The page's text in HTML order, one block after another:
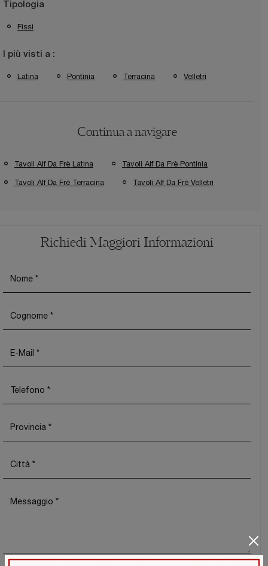
Tipologia
Fissi
I più visti a :
Latina Pontinia Terracina Velletri
Continua a navigare
Tavoli Alf Da Frè Latina Tavoli Alf Da Frè Pontinia
Tavoli Alf Da Frè Terracina Tavoli Alf Da Frè Velletri
Richiedi Maggiori Informazioni